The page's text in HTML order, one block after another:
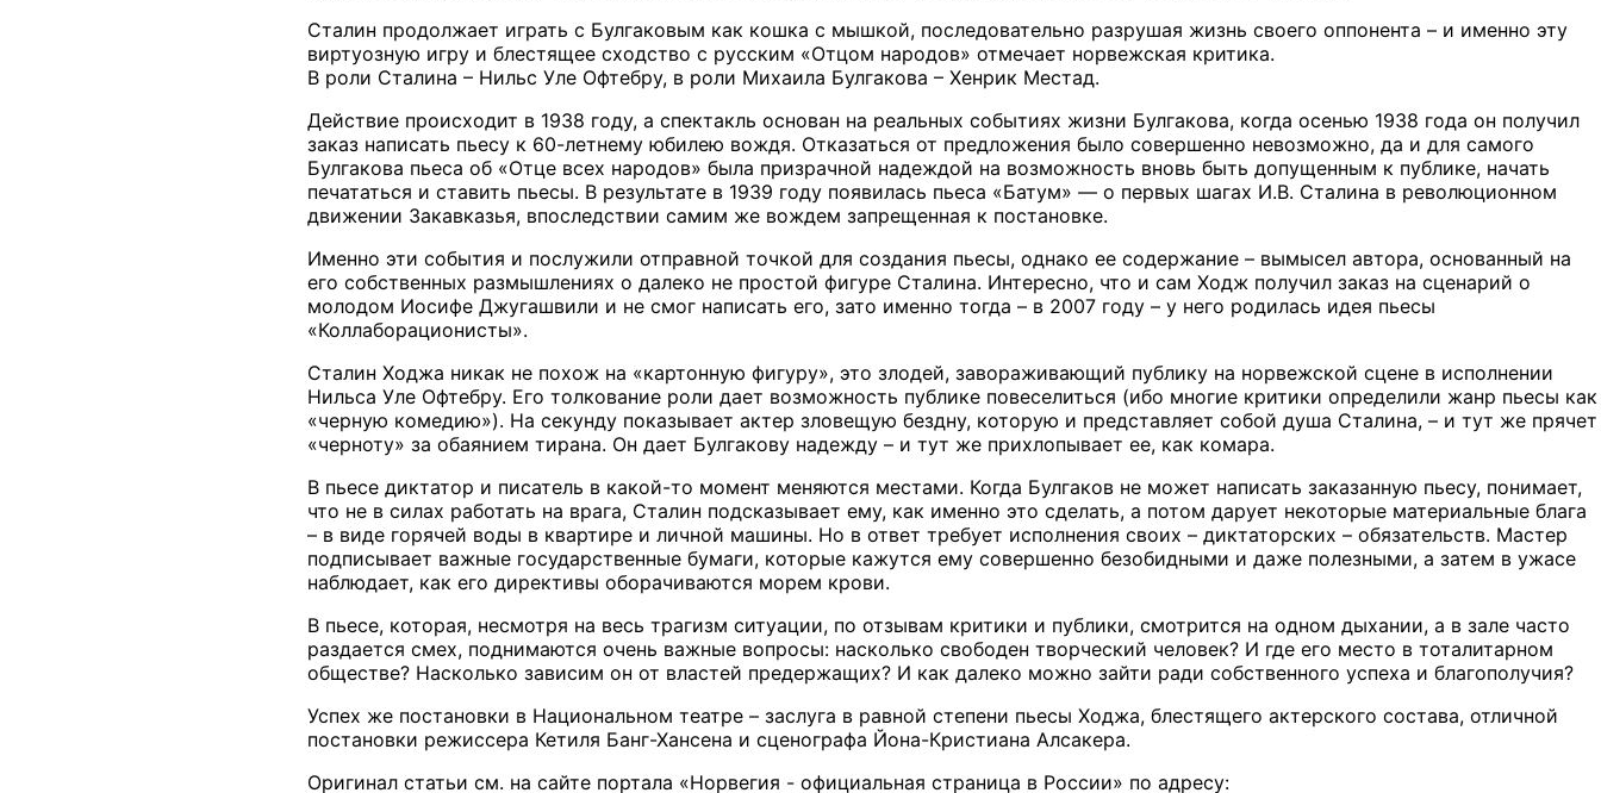
Сталин продолжает играть с Булгаковым как кошка с мышкой, последовательно разрушая жизнь своего оппонента – и именно эту
виртуозную игру и блестящее сходство с русским «Отцом народов» отмечает норвежская критика.
В роли Сталина – Нильс Уле Офтебру, в роли Михаила Булгакова – Хенрик Местад.
Действие происходит в 1938 году, а спектакль основан на реальных событиях жизни Булгакова, когда осенью 1938 года он получил
заказ написать пьесу к 60-летнему юбилею вождя. Отказаться от предложения было совершенно невозможно, да и для самого
Булгакова пьеса об «Отце всех народов» была призрачной надеждой на возможность вновь быть допущенным к публике, начать
печататься и ставить пьесы. В результате в 1939 году появилась пьеса «Батум» — о первых шагах И.В. Сталина в революционном
движении Закавказья, впоследствии самим же вождем запрещенная к постановке.
Именно эти события и послужили отправной точкой для создания пьесы, однако ее содержание – вымысел автора, основанный на
его собственных размышлениях о далеко не простой фигуре Сталина. Интересно, что и сам Ходж получил заказ на сценарий о
молодом Иосифе Джугашвили и не смог написать его, зато именно тогда – в 2007 году – у него родилась идея пьесы
«Коллаборационисты».
Сталин Ходжа никак не похож на «картонную фигуру», это злодей, завораживающий публику на норвежской сцене в исполнении
Нильса Уле Офтебру. Его толкование роли дает возможность публике повеселиться (ибо многие критики определили жанр пьесы как
«черную комедию»). На секунду показывает актер зловещую бездну, которую и представляет собой душа Сталина, – и тут же прячет
«черноту» за обаянием тирана. Он дает Булгакову надежду – и тут же прихлопывает ее, как комара.
В пьесе диктатор и писатель в какой-то момент меняются местами. Когда Булгаков не может написать заказанную пьесу, понимает,
что не в силах работать на врага, Сталин подсказывает ему, как именно это сделать, а потом дарует некоторые материальные блага
– в виде горячей воды в квартире и личной машины. Но в ответ требует исполнения своих – диктаторских – обязательств. Мастер
подписывает важные государственные бумаги, которые кажутся ему совершенно безобидными и даже полезными, а затем в ужасе
наблюдает, как его директивы оборачиваются морем крови.
В пьесе, которая, несмотря на весь трагизм ситуации, по отзывам критики и публики, смотрится на одном дыхании, а в зале часто
раздается смех, поднимаются очень важные вопросы: насколько свободен творческий человек? И где его место в тоталитарном
обществе? Насколько зависим он от властей предержащих? И как далеко можно зайти ради собственного успеха и благополучия?
Успех же постановки в Национальном театре – заслуга в равной степени пьесы Ходжа, блестящего актерского состава, отличной
постановки режиссера Кетиля Банг-Хансена и сценографа Йона-Кристиана Алсакера.
Оригинал статьи см. на сайте портала «Норвегия - официальная страница в России» по адресу: